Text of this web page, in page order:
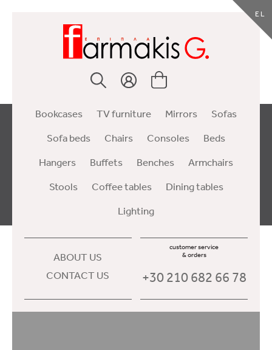
EL
Bookcases TV furniture Mirrors
Sofas
Sofa beds
Chairs Consoles
Beds
Hangers
Buffets Benches
Armchairs
Stools
Coffee tables
Dining tables
Lighting
ABOUT US
CONTACT US
customer service
& orders
+30 210 682 66 78